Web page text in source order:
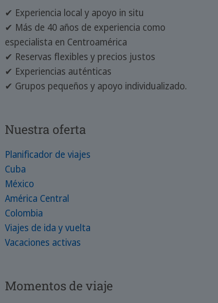
✔ Experiencia local y apoyo in situ
✔ Más de 40 años de experiencia como
especialista en Centroamérica
✔ Reservas flexibles y precios justos
✔ Experiencias auténticas
✔ Grupos pequeños y apoyo individualizado.
Nuestra oferta
Planificador de viajes
Cuba
México
América Central
Colombia
Viajes de ida y vuelta
Vacaciones activas
Momentos de viaje